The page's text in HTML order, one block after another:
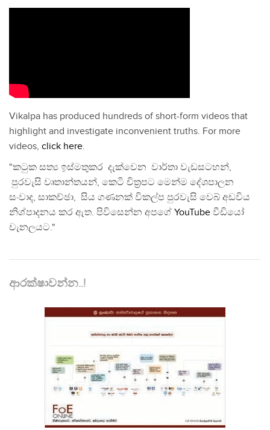
Vikalpa has produced hundreds of short-form videos that
highlight and investigate inconvenient truths. For more
videos, click here.
"කටුක සත්‍ය ඉස්මතුකර දැක්වෙන වාර්තා වැඩසටහන්,
පුරවැසි වෘතාන්තයන්, කෙටි චිත්‍රපට මෙන්ම දේශපාලන
සංවාද, සාකච්ඡා, සිය ගණනක් විකල්ප පුරවැසි වෙබ් අඩවිය
නිශ්පාදනය කර ඇත. පිවිසෙන්න අපගේ YouTube වීඩියෝ
චැනලයට."
ආරක්ෂාවන්න..!